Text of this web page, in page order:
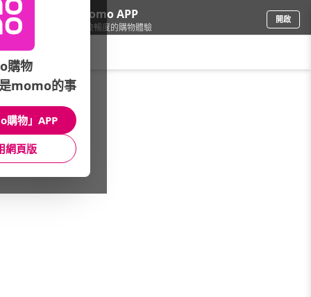
下載momo APP
給你3倍流暢度的購物體驗
開啟
家電/清淨機/清淨機品牌
館長推薦 月銷量
購物
momo的事
購物」APP
網頁版